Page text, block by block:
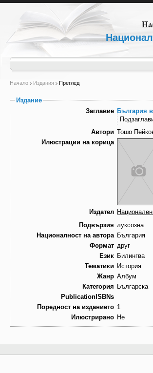
Начало Издания Преглед
Издание
Заглавие България
Автори Тошо
Илюстрации на корица
Издател
Подвързия луксозна
Националност на автора България
Формат друг
Език Билингва
Тематики История
Жанр Албум
Категория Българска
PublicationISBNs
Поредност на изданието 1
Илюстрирано Не